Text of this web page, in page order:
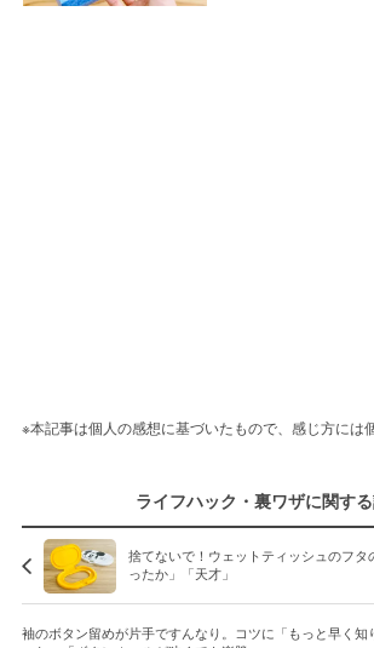
※本記事は個人の感想に基づいたもので、感じ方には
ライフハック・裏ワザに関す
捨てないで！ウェットティッシュのフタ
ったか」「天才」
袖のボタン留めが片手ですんなり。コツに「もっと早く知